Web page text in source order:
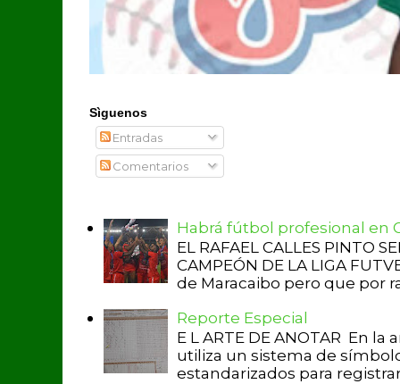
Sìguenos
Entradas
Comentarios
Habrá fútbol profesional en
EL RAFAEL CALLES PINTO
CAMPEÓN DE LA LIGA
de Maracaibo pero que por
Reporte Especial
E L ARTE DE ANOTAR En
utiliza un sistema de
estandarizados para